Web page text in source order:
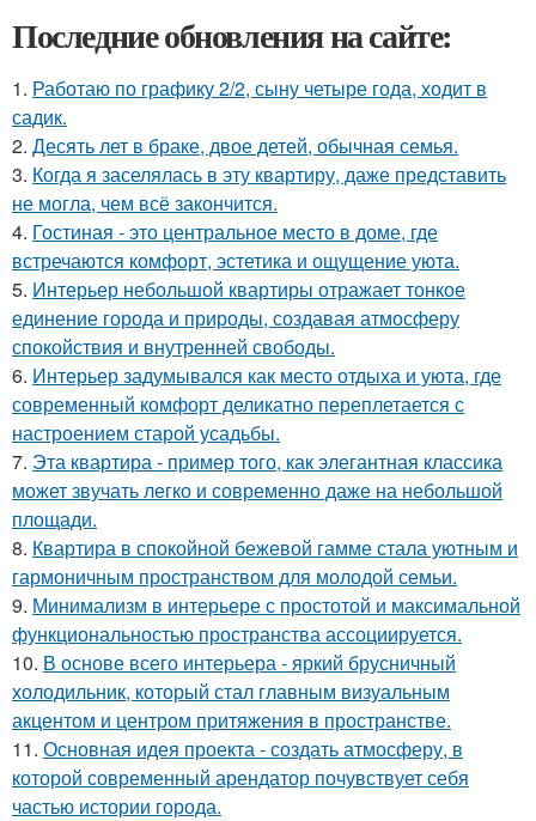
Последние обновления на сайте:
1. Работаю по графику 2/2, сыну четыре года, ходит в
садик.
2. Десять лет в браке, двое детей, обычная семья.
3. Когда я заселялась в эту квартиру, даже представить
не могла, чем всё закончится.
4. Гостиная - это центральное место в доме, где
встречаются комфорт, эстетика и ощущение уюта.
5. Интерьер небольшой квартиры отражает тонкое
единение города и природы, создавая атмосферу
спокойствия и внутренней свободы.
6. Интерьер задумывался как место отдыха и уюта, где
современный комфорт деликатно переплетается с
настроением старой усадьбы.
7. Эта квартира - пример того, как элегантная классика
может звучать легко и современно даже на небольшой
площади.
8. Квартира в спокойной бежевой гамме стала уютным и
гармоничным пространством для молодой семьи.
9. Минимализм в интерьере с простотой и максимальной
функциональностью пространства ассоциируется.
10. В основе всего интерьера - яркий брусничный
холодильник, который стал главным визуальным
акцентом и центром притяжения в пространстве.
11. Основная идея проекта - создать атмосферу, в
которой современный арендатор почувствует себя
частью истории города.